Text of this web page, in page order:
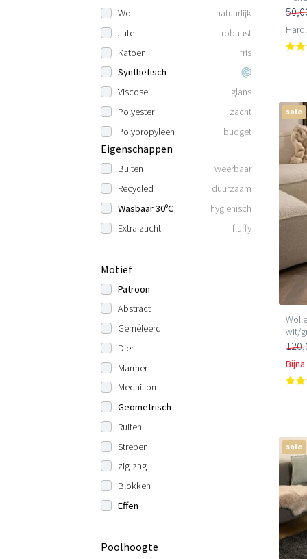
Wol
natuurlijk
Jute
robuust
Katoen
fris
Synthetisch
Viscose
glans
Polyester
zacht
Polypropyleen
budget
Eigenschappen
Buiten
weerbaar
Recycled
duurzaam
Wasbaar 30ºC
hygienisch
Extra zacht
fluffy
Motief
Patroon
Abstract
Gemêleerd
Dier
Marmer
Medaillon
Geometrisch
Ruiten
Strepen
zig-zag
Blokken
Effen
Poolhoogte
sale
wit/
sale